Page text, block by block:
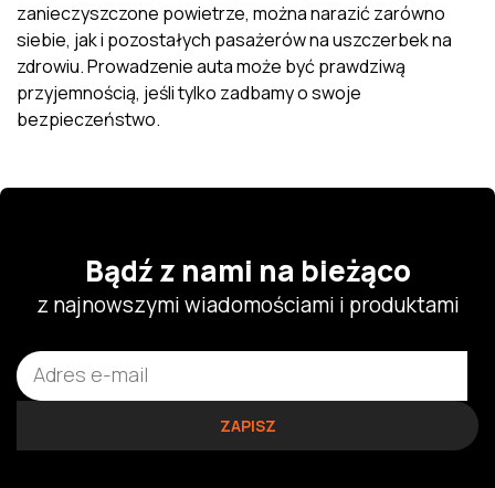
zanieczyszczone powietrze, można narazić zarówno
siebie, jak i pozostałych pasażerów na uszczerbek na
zdrowiu. Prowadzenie auta może być prawdziwą
przyjemnością, jeśli tylko zadbamy o swoje
bezpieczeństwo.
Bądź z nami na bieżąco
z najnowszymi wiadomościami i produktami